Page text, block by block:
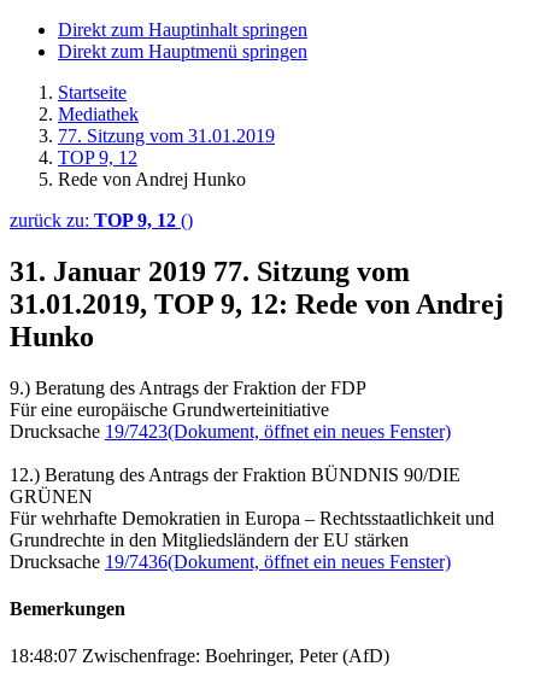
Direkt zum Hauptinhalt springen
Direkt zum Hauptmenü springen
Startseite
Mediathek
77. Sitzung vom 31.01.2019
TOP 9, 12
Rede von Andrej Hunko
zurück zu: TOP 9, 12 ()
31. Januar 2019 77. Sitzung vom
31.01.2019, TOP 9, 12: Rede von Andrej
Hunko
9.) Beratung des Antrags der Fraktion der FDP
Für eine europäische Grundwerteinitiative
Drucksache 19/7423(Dokument, öffnet ein neues Fenster)
12.) Beratung des Antrags der Fraktion BÜNDNIS 90/DIE
GRÜNEN
Für wehrhafte Demokratien in Europa – Rechtsstaatlichkeit und
Grundrechte in den Mitgliedsländern der EU stärken
Drucksache 19/7436(Dokument, öffnet ein neues Fenster)
Bemerkungen
18:48:07 Zwischenfrage: Boehringer, Peter (AfD)